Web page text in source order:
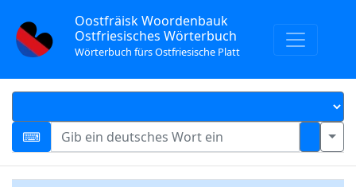
Oostfräisk Woordenbauk
Ostfriesisches Wörterbuch
Wörterbuch fürs Ostfriesische Platt